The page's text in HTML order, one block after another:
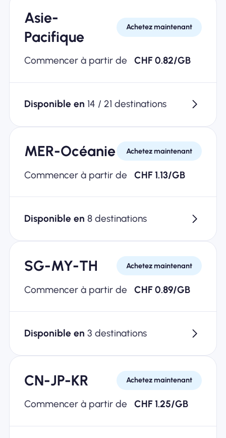
Asie-
Pacifique
Achetez maintenant
Commencer à partir de CHF 0.82/GB
Disponible en 14 / 21 destinations
MER-Océanie Achetez maintenant
Commencer à partir de CHF 1.13/GB
Disponible en 8 destinations
SG-MY-TH Achetez maintenant
Commencer à partir de CHF 0.89/GB
Disponible en 3 destinations
CN-JP-KR Achetez maintenant
Commencer à partir de CHF 1.25/GB